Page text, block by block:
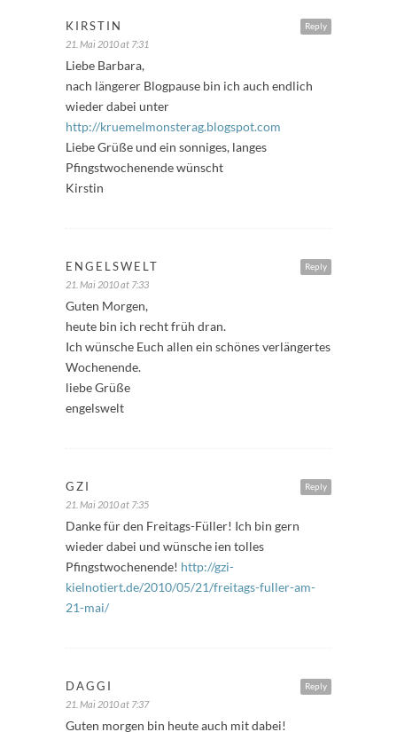
Reply
KIRSTIN
21. Mai 2010 at 7:31
Liebe Barbara,
nach längerer Blogpause bin ich auch endlich
wieder dabei unter
http://kruemelmonsterag.blogspot.com
Liebe Grüße und ein sonniges, langes
Pfingstwochenende wünscht
Kirstin
Reply
ENGELSWELT
21. Mai 2010 at 7:33
Guten Morgen,
heute bin ich recht früh dran.
Ich wünsche Euch allen ein schönes verlängertes
Wochenende.
liebe Grüße
engelswelt
Reply
GZI
21. Mai 2010 at 7:35
Danke für den Freitags-Füller! Ich bin gern
wieder dabei und wünsche ien tolles
Pfingstwochenende! http://gzi-
kielnotiert.de/2010/05/21/freitags-fuller-am-
21-mai/
Reply
DAGGI
21. Mai 2010 at 7:37
Guten morgen bin heute auch mit dabei!